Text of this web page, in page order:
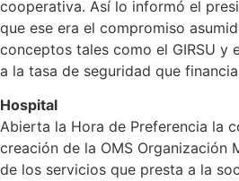
cooperativa. Así lo informó el
que ese era el compromiso
conceptos tales como el GIRSU y
a la tasa de seguridad que
Hospital
Abierta la Hora de Preferencia la
creación de la OMS
de los servicios que presta a la